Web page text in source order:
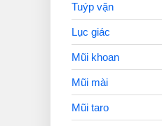
Tuýp vặn
Lục giác
Mũi khoan
Mũi mài
Mũi taro